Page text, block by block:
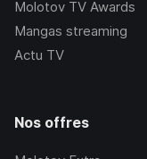
Molotov TV Awards
Mangas streaming
Actu TV
Nos offres